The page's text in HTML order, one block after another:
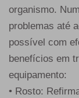
organismo.
problemas até
possível com
benefícios em
equipamento:
• Rosto: